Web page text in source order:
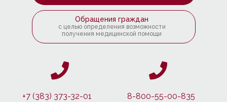
Обращения граждан
с целью определения возможности
получения медицинской помощи
+7 (383) 373-32-01 8-800-55-00-835